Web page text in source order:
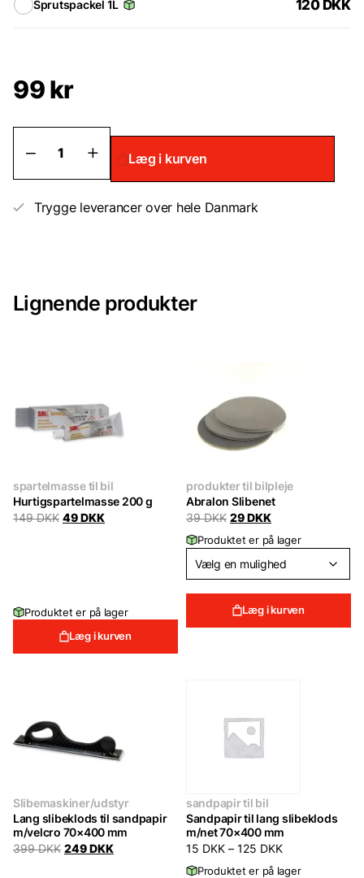
Sprutspackel 1L 120 DKK
99 kr
Hærder
spartelmasse
ekstra
antal
Læg i kurven
Trygge leverancer over hele Danmark
Lignende produkter
spartelmasse til bil
Hurtigspartelmasse 200 g
149DKK Original
49DKKCurrent
Produktet er på lager
Læg i kurven
produkter til bilpleje
Abralon Slibenet
39DKK Original
was:
29DKKCurrent
is:
Produktet er på lager
Læg i kurven
Slibemaskiner/udstyr
Lang slibeklods til sandpapir
m/velcro 70×400 mm
399DKK Original
249DKKCurrent
sandpapir til bil
Sandpapir til lang slibeklods
m/net 70×400 mm
15 DKK – 125 DKK
Produktet er på lager